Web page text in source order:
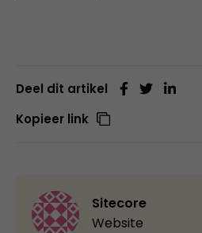
Deel dit artikel
Kopieer link
Sitecore
Website